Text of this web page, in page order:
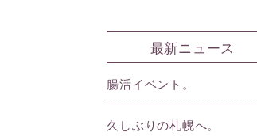
最新ニュース
腸活イベント。
久しぶりの札幌へ。